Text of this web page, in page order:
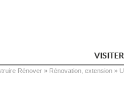
VISITER
Rénover » Rénovation, extension »